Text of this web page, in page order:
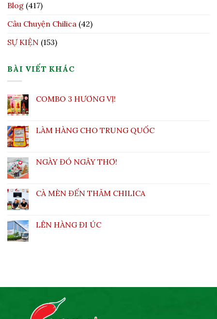
Blog (417)
Câu Chuyện Chilica (42)
SỰ KIỆN (153)
BÀI VIẾT KHÁC
COMBO 3 HƯƠNG VỊ!
LÀM HÀNG CHO TRUNG QUỐC
NGÀY ĐÓ NGÂY THƠ!
CÀ MÈN ĐẾN THĂM CHILICA
LÊN HÀNG ĐI ÚC